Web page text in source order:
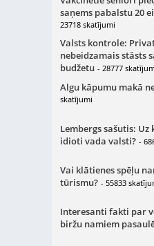
saņems pabalstu 20
23718 skatījumi
Valsts kontrole:
nebeidzamais stāsts
budžetu - 28777
Algu kāpumu makā
skatījumi
Lembergs sašutis: Uz
idioti vada valsti? -
Vai klātienes spēļu
tūrismu? - 55833
Interesanti fakti par
biržu namiem